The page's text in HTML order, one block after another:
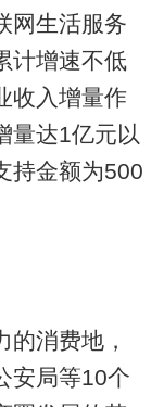
网生活服务
计增速不低
收入增量作
量达1亿元以
持金额为500
消费地，
安局等10个